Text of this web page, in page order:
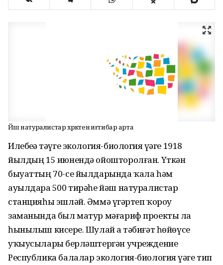
Йәш натуралистар хәрәкәтенә иғтибар арта
Илебеҙҙә тәүге экология-биология үҙәге 1918
йылдың 15 июнендә ойошторолған. Үткән
быуаттың 70-се йылдарында ҡала һәм
ауылдарҙа 500 тирәһе йәш натуралистар
станцияһы эшләй. Әммә үҙгәртеп ҡороу
заманында был матур мәғариф проекты ла
һынылыш кисерҙе. Шулай ҙа тәбиғәт һөйөүсе
уҡыусыларҙы берләштергән учреждение
Республика балалар экология-биология үҙәге тип